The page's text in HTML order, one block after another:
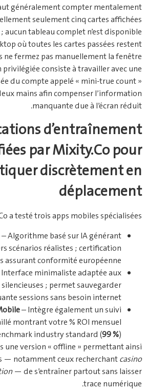
généralement compter mentalement
seulement cinq cartes affichées
tableau complet n’est disponible
où toutes les cartes passées restent
ne fermez pas manuellement la fenêtre
consiste à travailler avec une
du compte appelé « mini‑true count »
mains afin compenser l’information
manquante due à l’écran réduit.
d’entraînement
par Mixity.Co pour
discrètement en
déplacement
a testé trois apps mobiles spécialisées :
– Algorithme basé sur IA générant
scénarios réalistes ; certification
assurant conformité européenne.
minimaliste adaptée aux
; permet sauvegarder
sessions sans besoin internet.
– Intègre également un suivi
montrant votre % ROI mensuel
industry standard (99 %) .
une version « offline » permettant ainsi
— notamment ceux recherchantcasino
— de s’entraîner partout sans laisser
trace numérique.